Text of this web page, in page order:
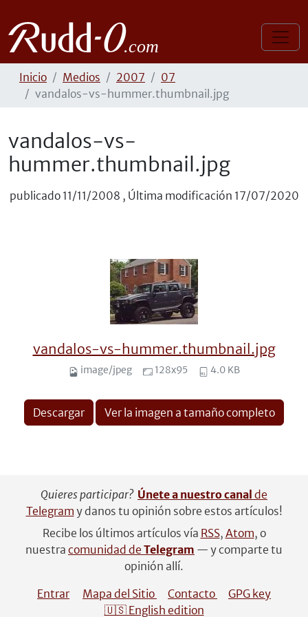
Inicio Medios 2007
07
vandalos-vs-hummer.thumbnail.jpg
vandalos-vs-
hummer.thumbnail.jpg
publicado 11/11/2008 , Última modificación 17/07/2020
vandalos-vs-hummer.thumbnail.jpg
image/jpeg 128x95 4.0 KB
Descargar Ver la imagen a tamaño completo
Quieres participar? Únete a nuestro canal de
Telegram y danos tu opinión sobre estos artículos!
Recibe los últimos artículos vía RSS, Atom, o
nuestra comunidad de Telegram — y comparte tu
opinión allí.
Entrar
Mapa del Sitio Contacto
GPG key
🇺🇸 English edition